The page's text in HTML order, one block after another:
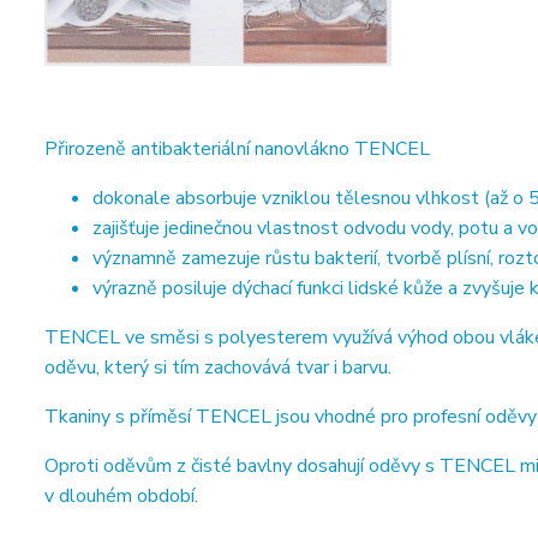
Přirozeně antibakteriální nanovlákno TENCEL
dokonale absorbuje vzniklou tělesnou vlhkost (až o
zajišťuje jedinečnou vlastnost odvodu vody, potu a
významně zamezuje růstu bakterií, tvorbě plísní,
výrazně posiluje dýchací funkci lidské kůže a zvyšuje
TENCEL ve směsi s polyesterem využívá výhod obou
oděvu, který si tím zachovává tvar i barvu.
Tkaniny s příměsí TENCEL jsou vhodné pro profesní
Oproti oděvům z čisté bavlny dosahují oděvy s TENCEL
v dlouhém období.